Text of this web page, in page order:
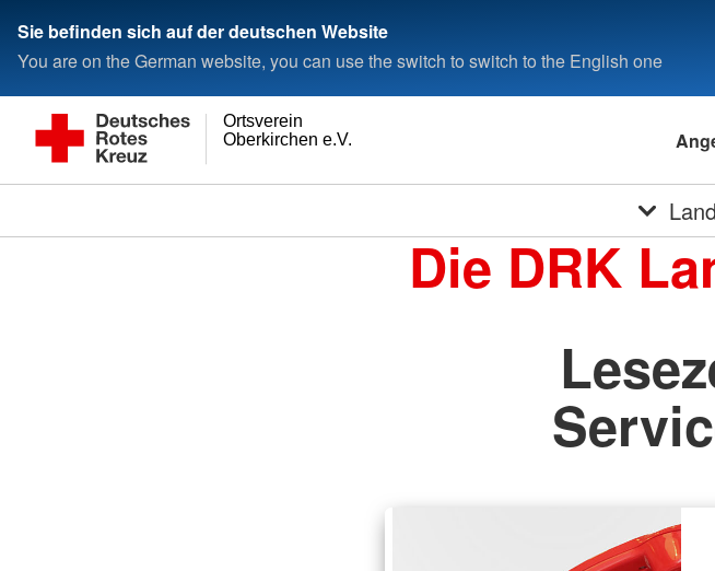
Sie befinden sich auf der deutschen Website
You are on the German website, you can use the switch to switch to the English one
Oberkirchen e.V.
Ortsverein
Die DRK